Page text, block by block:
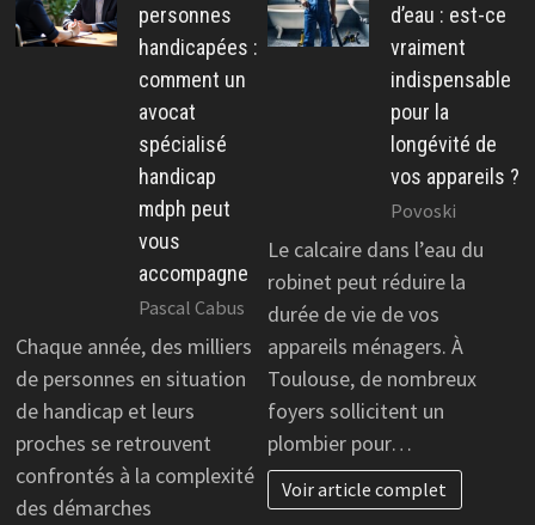
personnes
handicapées :
comment un
avocat
spécialisé
handicap
mdph peut
vous
accompagne
Pascal Cabus
Chaque année, des milliers
de personnes en situation
de handicap et leurs
proches se retrouvent
confrontés à la complexité
des démarches
d’eau : est-ce
vraiment
indispensable
pour la
longévité de
vos appareils ?
Povoski
Le calcaire dans l’eau du
robinet peut réduire la
durée de vie de vos
appareils ménagers. À
Toulouse, de nombreux
foyers sollicitent un
plombier pour…
Voir article complet